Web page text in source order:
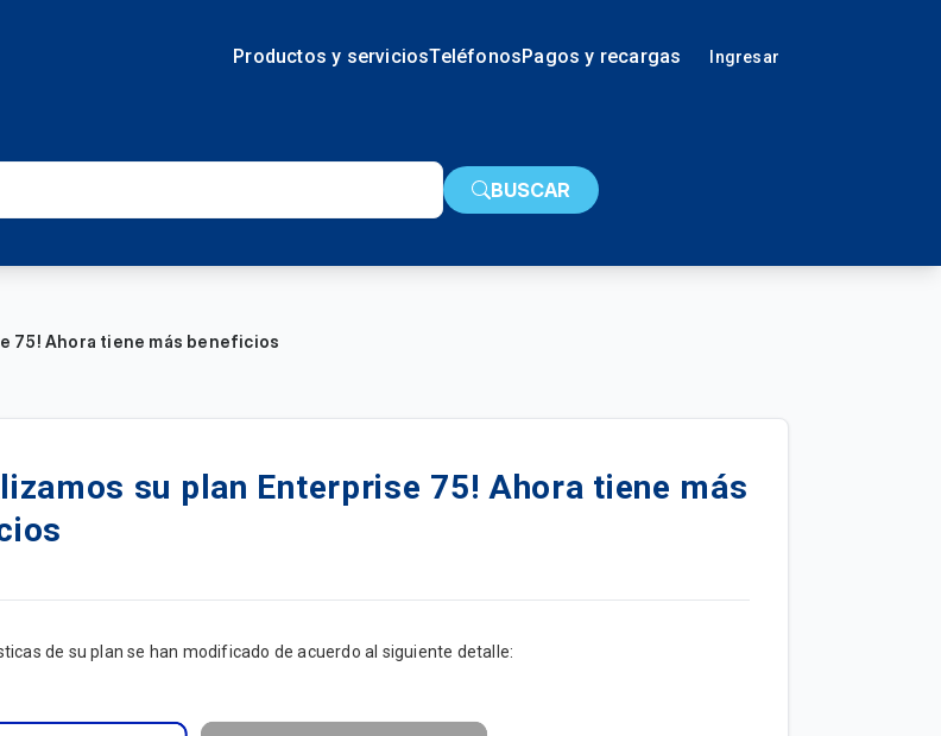
Productos y serviciosTeléfonosPagos y recargas Ingresar
BUSCAR
75! Ahora tiene más beneficios
su plan Enterprise 75! Ahora tiene más
de su plan se han modificado de acuerdo al siguiente detalle: